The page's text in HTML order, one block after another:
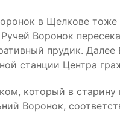
в Щелкове
Воронок
прудик.
станции Центра
который в
Воронок,